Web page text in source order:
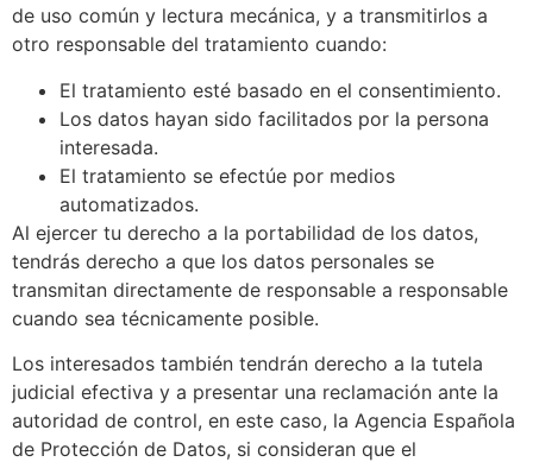
de uso común y lectura mecánica, y a transmitirlos a
otro responsable del tratamiento cuando:
El tratamiento esté basado en el consentimiento.
Los datos hayan sido facilitados por la persona
interesada.
El tratamiento se efectúe por medios
automatizados.
Al ejercer tu derecho a la portabilidad de los datos,
tendrás derecho a que los datos personales se
transmitan directamente de responsable a responsable
cuando sea técnicamente posible.
Los interesados también tendrán derecho a la tutela
judicial efectiva y a presentar una reclamación ante la
autoridad de control, en este caso, la Agencia Española
de Protección de Datos, si consideran que el